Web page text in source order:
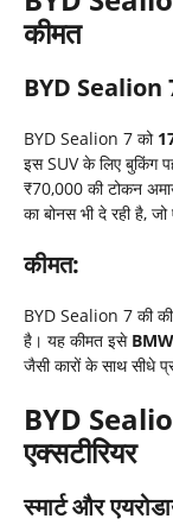
कीमत
BYD Sealion
BYD Sealion 7 को
इस SUV के लिए बुकिंग
₹70,000 की टोकन
का बोनस भी दे रही है,
कीमत:
BYD Sealion 7 की
है। यह कीमत इसे
जैसी कारों के साथ सीधे
BYD
एक्सटीरियर
स्मार्ट और